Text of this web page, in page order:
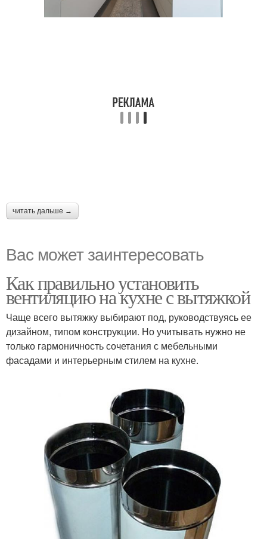
читать дальше →
Вас может заинтересовать
Как правильно установить
вентиляцию на кухне с вытяжкой
Чаще всего вытяжку выбирают под, руководствуясь ее
дизайном, типом конструкции. Но учитывать нужно не
только гармоничность сочетания с мебельными
фасадами и интерьерным стилем на кухне.